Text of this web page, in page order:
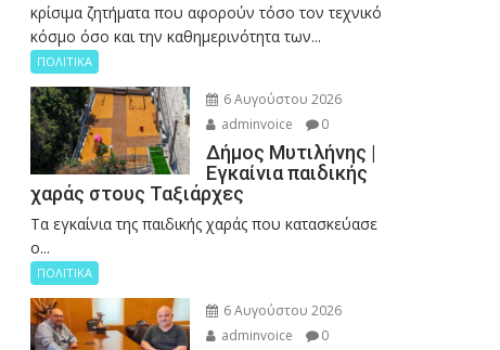
κρίσιμα ζητήματα που αφορούν τόσο τον τεχνικό
κόσμο όσο και την καθημερινότητα των...
ΠΟΛΙΤΙΚΑ
6 Αυγούστου 2026
adminvoice
0
Δήμος Μυτιλήνης |
Εγκαίνια παιδικής
χαράς στους Ταξιάρχες
Tα εγκαίνια της παιδικής χαράς που κατασκεύασε
ο...
ΠΟΛΙΤΙΚΑ
6 Αυγούστου 2026
adminvoice
0